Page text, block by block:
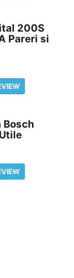
200S
Pareri si
Bosch